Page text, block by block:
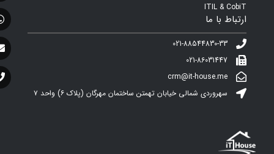
ITIL & CobiT
ارتباط با ما
021-88544830-33
021-86031447
crm@it-house.me
سهروردی شمالی خیابان تهمتن ساختمان مهرگان (پلاک ۶)‌ واحد ۷